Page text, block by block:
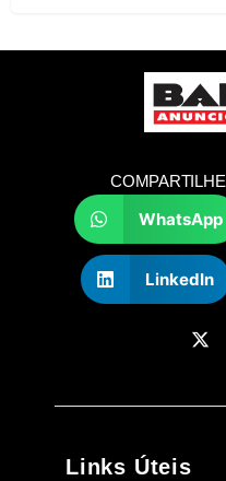
WhatsApp
LinkedIn
Links Úteis